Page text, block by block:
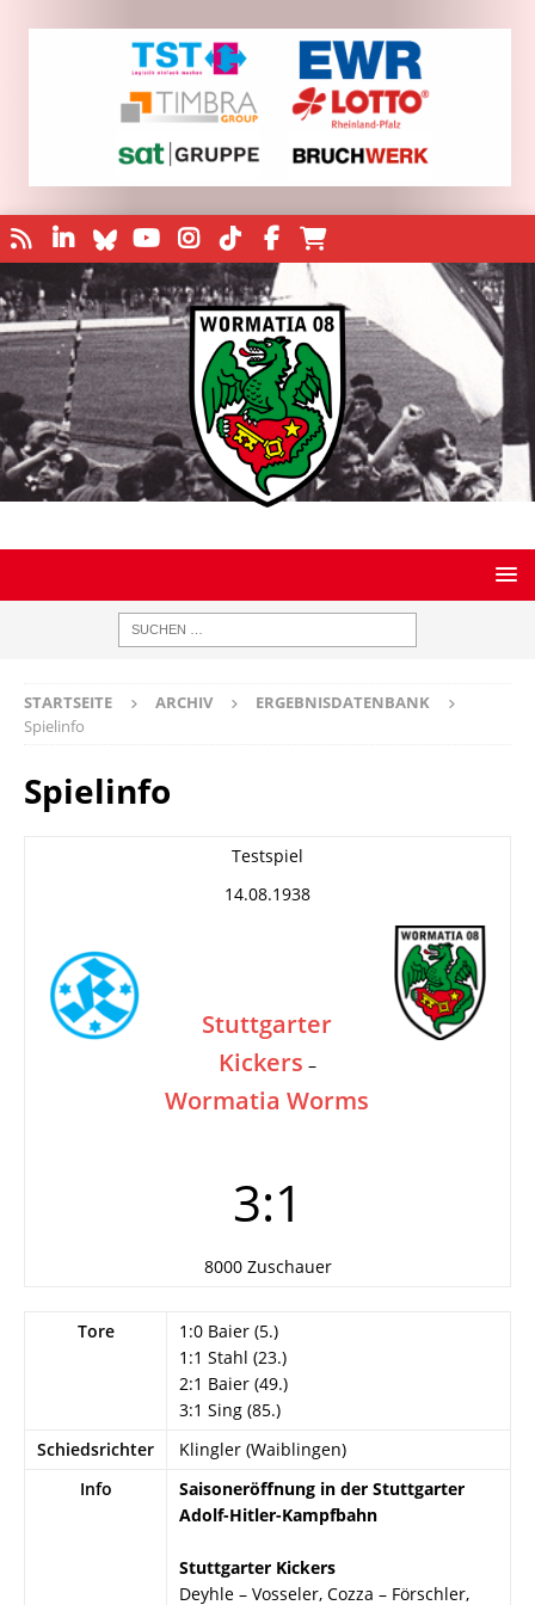
STARTSEITE ARCHIV
ERGEBNISDATENBANK
Spielinfo
Spielinfo
Testspiel
14.08.1938
Stuttgarter
Kickers –
Wormatia Worms
3:1
8000 Zuschauer
Tore
1:0 Baier (5.)
1:1 Stahl (23.)
2:1 Baier (49.)
3:1 Sing (85.)
Schiedsrichter
Klingler (Waiblingen)
Info
Saisoneröffnung in der Stuttgarter
Adolf-Hitler-Kampfbahn
Stuttgarter Kickers
Deyhle – Vosseler, Cozza – Förschler,